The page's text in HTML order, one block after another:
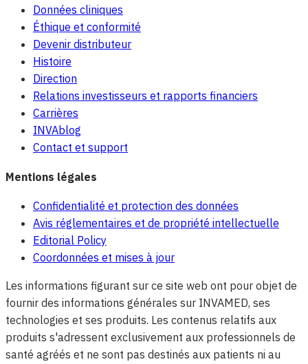
Données cliniques
Éthique et conformité
Devenir distributeur
Histoire
Direction
Relations investisseurs et rapports financiers
Carrières
INVAblog
Contact et support
Mentions légales
Confidentialité et protection des données
Avis réglementaires et de propriété intellectuelle
Editorial Policy
Coordonnées et mises à jour
Les informations figurant sur ce site web ont pour objet de
fournir des informations générales sur INVAMED, ses
technologies et ses produits. Les contenus relatifs aux
produits s'adressent exclusivement aux professionnels de
santé agréés et ne sont pas destinés aux patients ni au